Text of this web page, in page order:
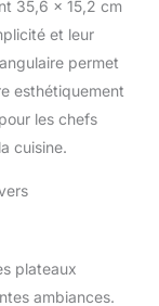
35,6 x 15,2 cm
et leur
permet
esthétiquement
les chefs
cuisine.
plateaux
ambiances.